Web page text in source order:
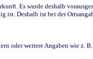
Es wurde deshalb
Deshalb ist bei der
oder weitere Angaben wie z.